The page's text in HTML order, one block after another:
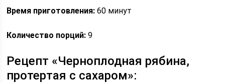
Время приготовления: 60 минут
Количество порций: 9
Рецепт «Черноплодная рябина,
протертая с сахаром»: